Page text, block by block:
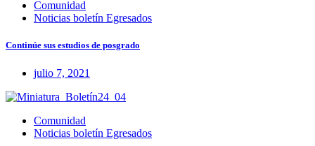
Comunidad
Noticias boletín Egresados
Continúe sus estudios de posgrado
julio 7, 2021
Comunidad
Noticias boletín Egresados